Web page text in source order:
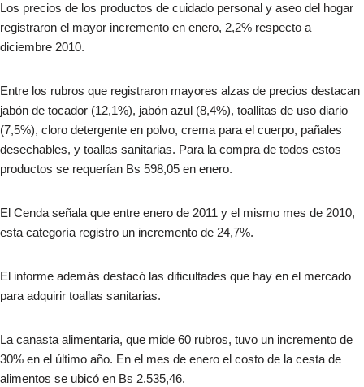
Los precios de los productos de cuidado personal y aseo del hogar
registraron el mayor incremento en enero, 2,2% respecto a
diciembre 2010.
Entre los rubros que registraron mayores alzas de precios destacan
jabón de tocador (12,1%), jabón azul (8,4%), toallitas de uso diario
(7,5%), cloro detergente en polvo, crema para el cuerpo, pañales
desechables, y toallas sanitarias. Para la compra de todos estos
productos se requerían Bs 598,05 en enero.
El Cenda señala que entre enero de 2011 y el mismo mes de 2010,
esta categoría registro un incremento de 24,7%.
El informe además destacó las dificultades que hay en el mercado
para adquirir toallas sanitarias.
La canasta alimentaria, que mide 60 rubros, tuvo un incremento de
30% en el último año. En el mes de enero el costo de la cesta de
alimentos se ubicó en Bs 2.535,46.